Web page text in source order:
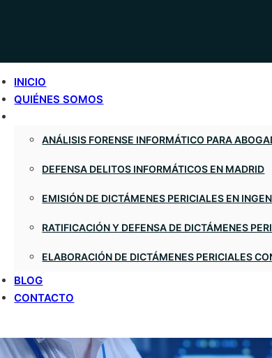
INICIO
QUIÉNES SOMOS
ANÁLISIS FORENSE INFORMÁTICO PARA
DEFENSA DELITOS INFORMÁTICOS EN MADRID
EMISIÓN DE DICTÁMENES PERICIALES EN
RATIFICACIÓN Y DEFENSA DE DICTÁMENES
ELABORACIÓN DE DICTÁMENES PERICIALES
BLOG
CONTACTO